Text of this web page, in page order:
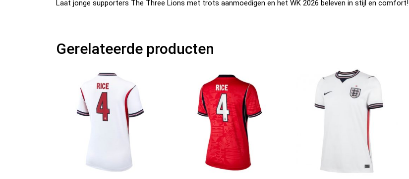
Laat jonge supporters The Three Lions met trots aanmoedigen en het WK 2026 beleven in stijl en comfort!
Gerelateerde producten